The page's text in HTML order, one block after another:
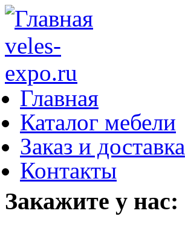
Главная
Каталог мебели
Заказ и доставка
Контакты
Закажите у нас: